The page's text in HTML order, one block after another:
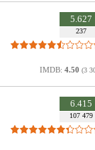
5.627
237
IMDB: 4.50 (3
6.415
107 479